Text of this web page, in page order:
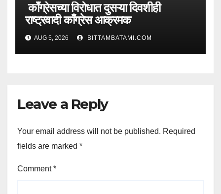
काँग्रेसच्या विरोधात दुसऱ्या दिवशीही
राष्ट्रवादी काँग्रेस आक्रमक
AUG 5, 2026 BITTAMBATAMI.COM
Leave a Reply
Your email address will not be published. Required
fields are marked *
Comment*